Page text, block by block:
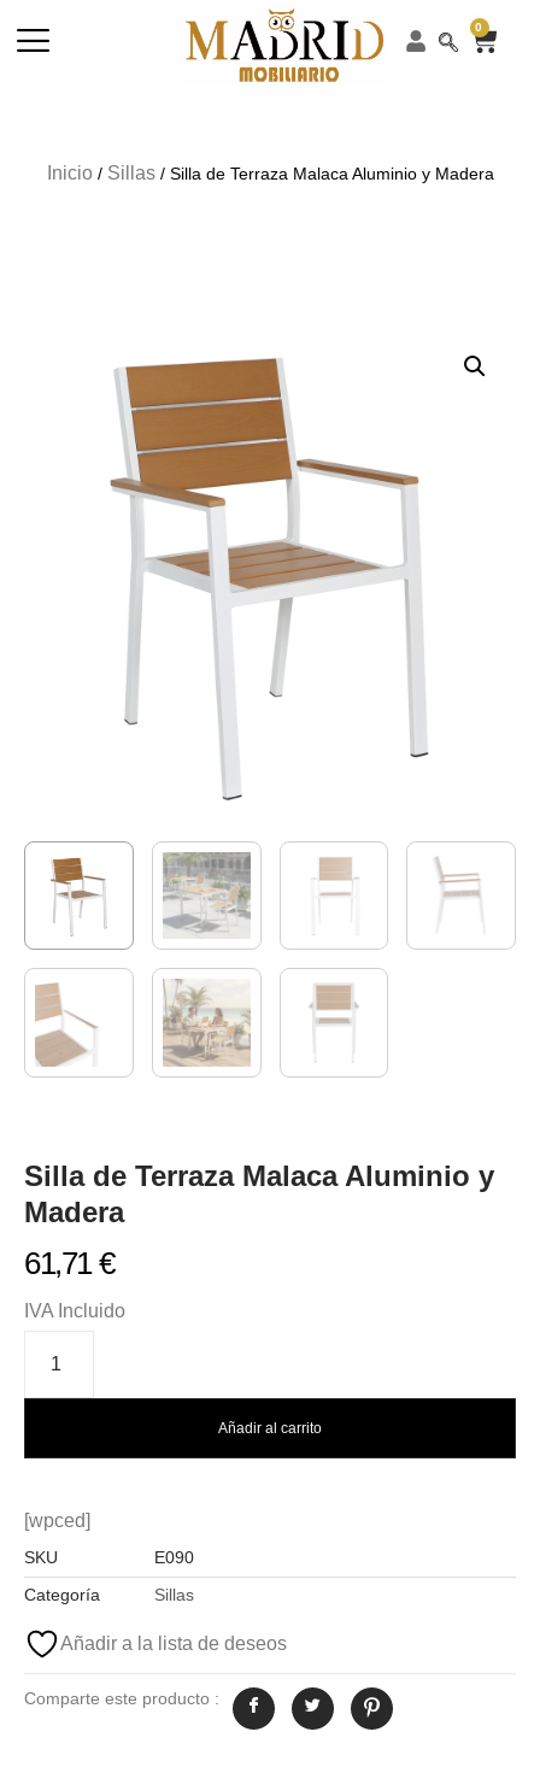
0
Inicio/ Sillas/ Silla de Terraza Malaca Aluminio y Madera
Silla de Terraza Malaca Aluminio y
Madera
61,71€
IVA Incluido
Añadir al carrito
[wpced]
SKU
E090
Categoría
Sillas
Añadir a la lista de deseos
Comparte este producto :